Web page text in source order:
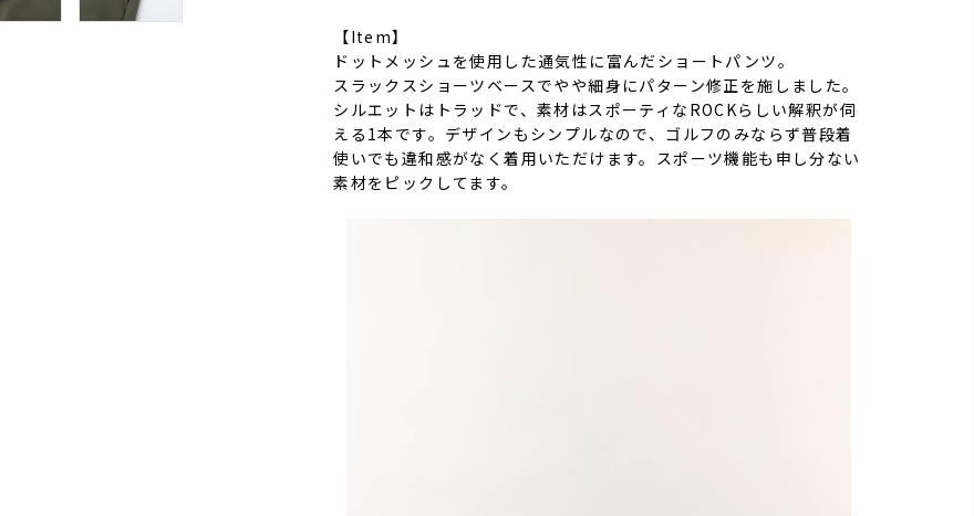
【Item】
ドットメッシュを使用した通気性に富んだショートパンツ。
スラックスショーツベースでやや細身にパターン修正を施しました。
シルエットはトラッドで、素材はスポーティなROCKらしい解釈が伺
える1本です。デザインもシンプルなので、ゴルフのみならず普段着
使いでも違和感がなく着用いただけます。スポーツ機能も申し分ない
素材をピックしてます。